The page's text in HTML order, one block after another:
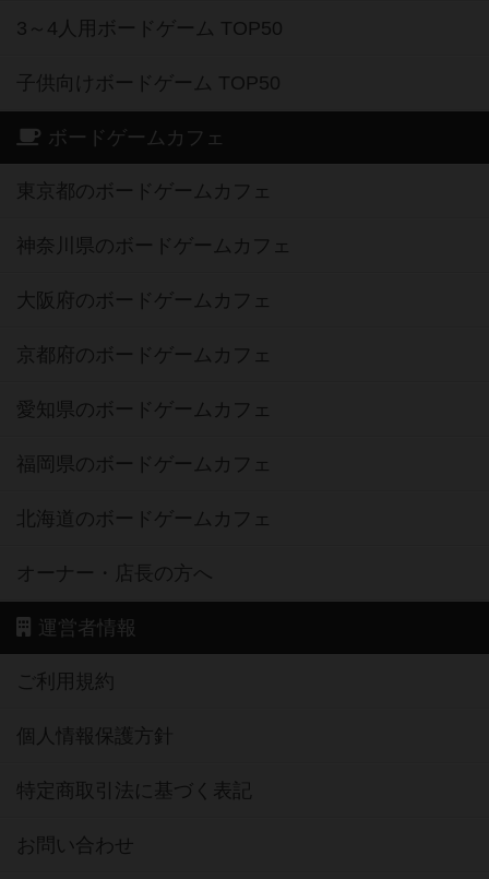
3～4人用ボードゲーム TOP50
子供向けボードゲーム TOP50
ボードゲームカフェ
東京都のボードゲームカフェ
神奈川県のボードゲームカフェ
大阪府のボードゲームカフェ
京都府のボードゲームカフェ
愛知県のボードゲームカフェ
福岡県のボードゲームカフェ
北海道のボードゲームカフェ
オーナー・店長の方へ
運営者情報
ご利用規約
個人情報保護方針
特定商取引法に基づく表記
お問い合わせ